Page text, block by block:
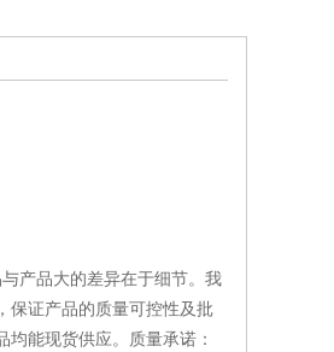
产品大的差异在于细节。我
保证产品的质量可控性及批
能现货供应。质量承诺：